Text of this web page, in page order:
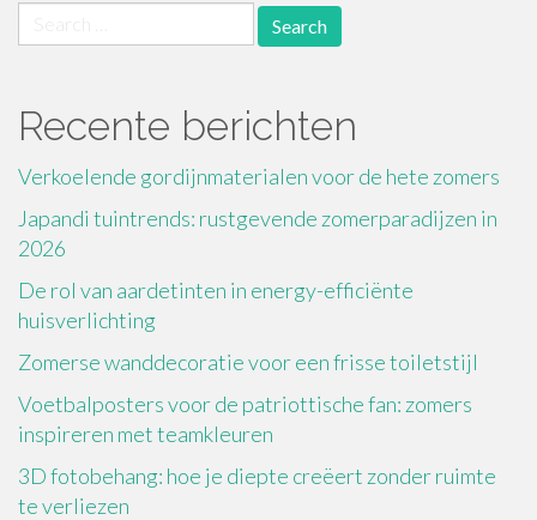
for:
Recente berichten
Verkoelende gordijnmaterialen voor de hete zomers
Japandi tuintrends: rustgevende zomerparadijzen in
2026
De rol van aardetinten in energy-efficiënte
huisverlichting
Zomerse wanddecoratie voor een frisse toiletstijl
Voetbalposters voor de patriottische fan: zomers
inspireren met teamkleuren
3D fotobehang: hoe je diepte creëert zonder ruimte
te verliezen